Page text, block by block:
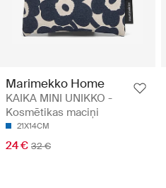
Marimekko Home
KAIKA MINI UNIKKO -
Kosmētikas maciņi
21X14CM
24 € 32 €